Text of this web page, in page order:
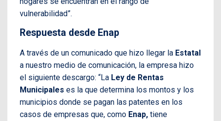
vulnerabilidad”.
Respuesta desde Enap
A través de un comunicado que hizo llegar la Estatal
a nuestro medio de comunicación, la empresa hizo
el siguiente descargo: “La Ley de Rentas
Municipales es la que determina los montos y los
municipios donde se pagan las patentes en los
casos de empresas que, como Enap, tiene